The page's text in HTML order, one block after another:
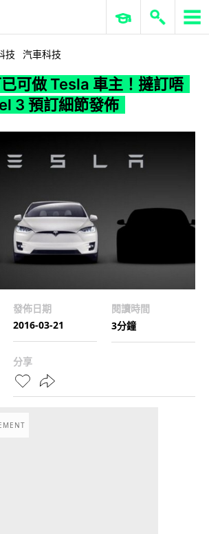
ERP 與商業 AI
技 汽車科技
可做 Tesla 車主！撻訂唔
3 預訂細節發佈
發佈日期
2016-03-21
閱讀時間
3分鐘
分享